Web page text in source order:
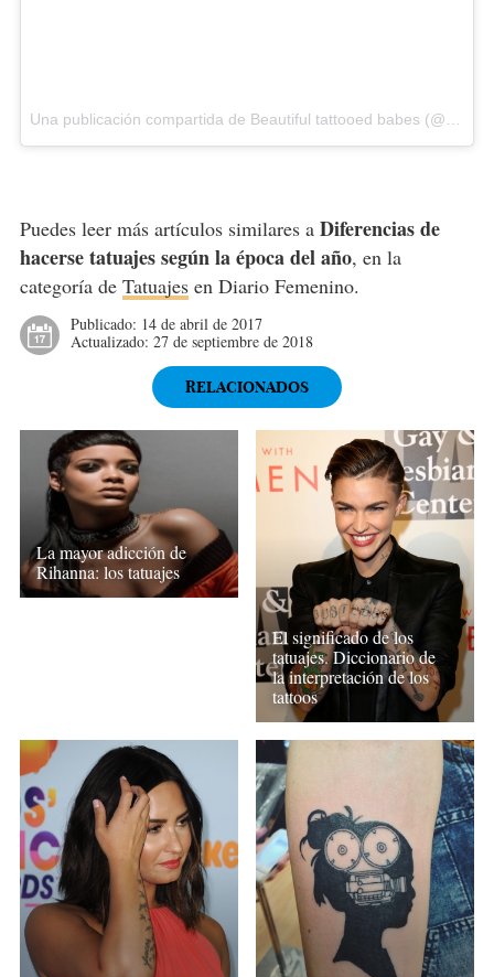
Una publicación compartida de Beautiful tattooed babes (@tattoog1rlss) el28 de Abr de 2017 a la(s) 2:43 PDT
Puedes leer más artículos similares a Diferencias de
hacerse tatuajes según la época del año, en la
categoría de Tatuajesen Diario Femenino.
Publicado: 14 de abril de 2017
Actualizado: 27 de septiembre de 2018
RELACIONADOS
La mayor adicción de
Rihanna: los tatuajes
El significado de los
tatuajes. Diccionario de
la interpretación de los
tattoos